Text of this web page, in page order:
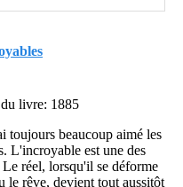
livre: 1885
toujours beaucoup aimé les
L'incroyable est une des
réel, lorsqu'il se déforme
le rêve, devient tout aussitôt